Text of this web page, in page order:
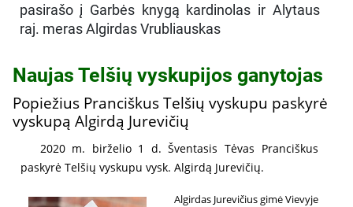
pasirašo į Garbės knygą kardinolas ir Alytaus
raj. meras Algirdas Vrubliauskas
Naujas Telšių vyskupijos ganytojas
Popiežius Pranciškus Telšių vyskupu paskyrė
vyskupą Algirdą Jurevičių
2020 m. birželio 1 d. Šventasis Tėvas Pranciškus
paskyrė Telšių vyskupu vysk. Algirdą Jurevičių.
Algirdas Jurevičius gimė Vievyje